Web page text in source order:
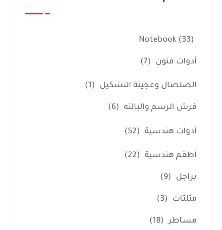
Notebook (33)
أدوات فنون (7)
الصلصال وعجينة التشكيل (1)
فرش الرسم والبالته (6)
أدوات هندسية (52)
أطقم هندسية (22)
براجل (9)
مثلثات (3)
مساطر (18)